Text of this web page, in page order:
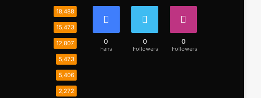
18,488
15,473
12,807
5,473
5,406
2,272
0
Fans
0
Followers
0
Followers